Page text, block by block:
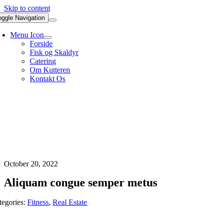
Skip to content
Navigation
Menu Icon
Forside
Fisk og Skaldyr
Catering
Om Kutteren
Kontakt Os
October 20, 2022
Aliquam congue semper metus
Fitness,Real Estate